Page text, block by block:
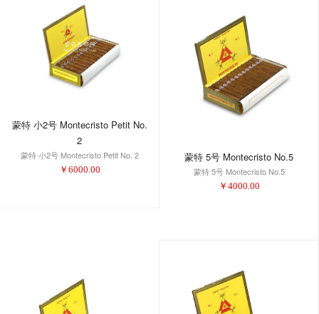
蒙特 小2号 Montecristo Petit No.
2
蒙特 小2号 Montecristo Petit No. 2
￥ 6000.00
蒙特 5号 Montecristo No.5
蒙特 5号 Montecristo No.5
￥ 4000.00